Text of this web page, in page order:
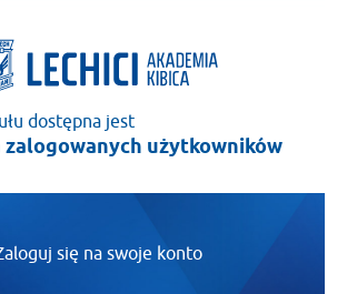
dostępna jest
zalogowanych użytkowników
się na swoje konto